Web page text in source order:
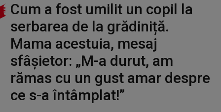
Cum a fost umilit un copil la
serbarea de la grădiniță.
Mama acestuia, mesaj
sfâșietor: „M-a durut, am
rămas cu un gust amar despre
ce s-a întâmplat!”